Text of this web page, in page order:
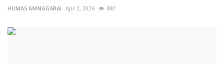
HUMAS MANGGARAI Apr 2, 2026 480